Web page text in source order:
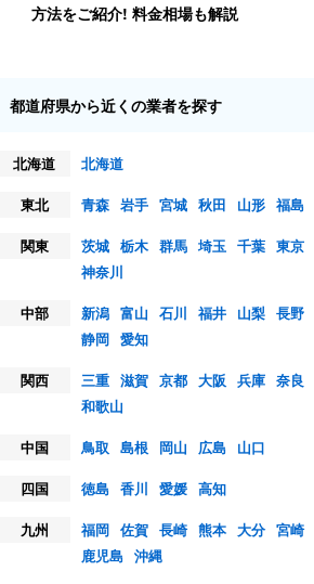
方法をご紹介! 料金相場も解説
都道府県から近くの業者を探す
北海道
北海道
東北
青森 岩手 宮城 秋田 山形 福島
関東
茨城 栃木 群馬 埼玉 千葉 東京
神奈川
中部
新潟 富山 石川 福井 山梨 長野
静岡 愛知
関西
三重 滋賀 京都 大阪 兵庫 奈良
和歌山
中国
鳥取 島根 岡山 広島
山口
四国
徳島 香川 愛媛 高知
九州
福岡 佐賀 長崎 熊本 大分 宮崎
鹿児島 沖縄